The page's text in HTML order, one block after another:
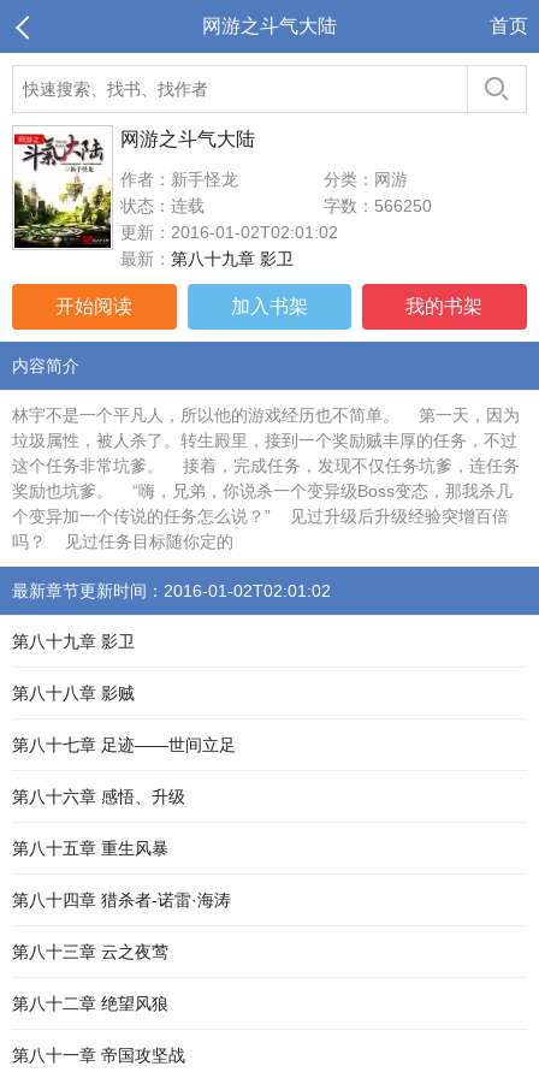
网游之斗气大陆 首页
网游之斗气大陆
作者：新手怪龙
分类：网游
状态：连载
字数：566250
更新：2016-01-02T02:01:02
最新： 第八十九章 影卫
开始阅读 加入书架 我的书架
内容简介
林宇不是一个平凡人，所以他的游戏经历也不简单。 第一天，因为
垃圾属性，被人杀了。转生殿里，接到一个奖励贼丰厚的任务，不过
这个任务非常坑爹。 接着，完成任务，发现不仅任务坑爹，连任务
奖励也坑爹。 “嗨，兄弟，你说杀一个变异级Boss变态，那我杀几
个变异加一个传说的任务怎么说？” 见过升级后升级经验突增百倍
吗？ 见过任务目标随你定的
最新章节更新时间：2016-01-02T02:01:02
第八十九章 影卫
第八十八章 影贼
第八十七章 足迹——世间立足
第八十六章 感悟、升级
第八十五章 重生风暴
第八十四章 猎杀者-诺雷·海涛
第八十三章 云之夜莺
第八十二章 绝望风狼
第八十一章 帝国攻坚战